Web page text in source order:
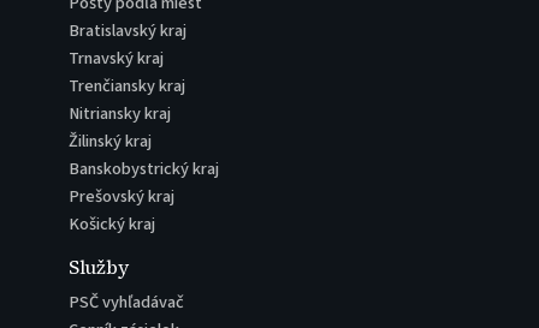
Bratislavský kraj
Trnavský kraj
Trenčiansky kraj
Nitriansky kraj
Žilinský kraj
Banskobystrický kraj
Prešovský kraj
Košický kraj
Služby
PSČ vyhľadávač